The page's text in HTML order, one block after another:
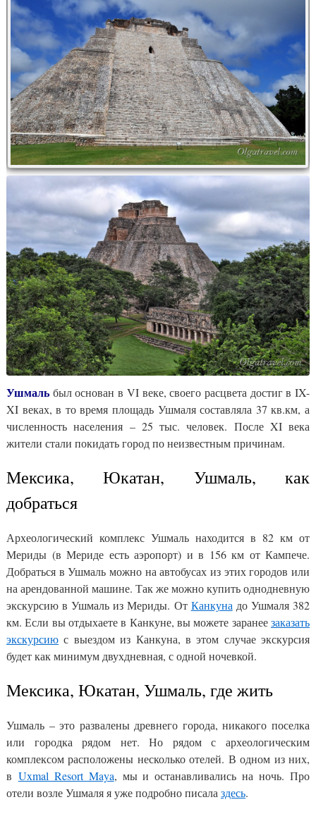
Ушмаль был основан в VI веке, своего расцвета достиг в IX-
XI веках, в то время площадь Ушмаля составляла 37 кв.км, а
численность населения – 25 тыс. человек. После XI века
жители стали покидать город по неизвестным причинам.
Мексика, Юкатан, Ушмаль, как
добраться
Археологический комплекс Ушмаль находится в 82 км от
Мериды (в Мериде есть аэропорт) и в 156 км от Кампече.
Добраться в Ушмаль можно на автобусах из этих городов или
на арендованной машине. Так же можно купить однодневную
экскурсию в Ушмаль из Мериды. От Канкуна до Ушмаля 382
км. Если вы отдыхаете в Канкуне, вы можете заранеезаказать
экскурсию с выездом из Канкуна, в этом случае экскурсия
будет как минимум двухдневная, с одной ночевкой.
Мексика, Юкатан, Ушмаль, где жить
Ушмаль – это развалены древнего города, никакого поселка
или городка рядом нет. Но рядом с археологическим
комплексом расположены несколько отелей. В одном из них,
в Uxmal Resort Maya, мы и останавливались на ночь. Про
отели возле Ушмаля я уже подробно писала здесь.